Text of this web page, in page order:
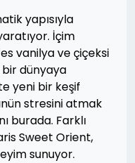
yapısıyla
İçim
vanilya ve çiçeksi
bir dünyaya
yeni bir keşif
stresini atmak
burada. Farklı
Sweet Orient,
sunuyor.